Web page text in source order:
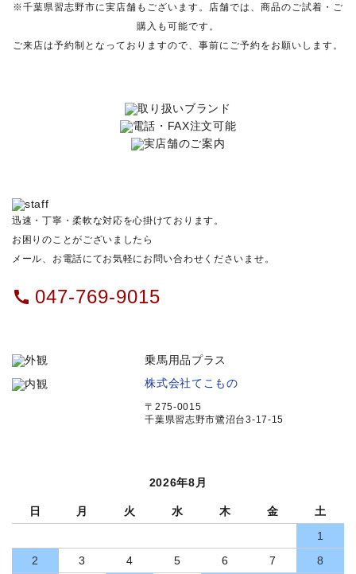
※千葉県習志野市に実店舗もございます。店舗では、商品のご試着・ご
購入も可能です。
ご来店は予約制となっておりますので、事前にご予約をお願いします。
迅速・丁寧・柔軟な対応を心掛けております。
お困りのことがございましたら
メール、お電話にてお気軽にお問い合わせくださいませ。
call 047-769-9015
乗馬用品プラス
株式会社てこもの
〒275-0015
千葉県習志野市鷺沼台3-17-15
2026年8月
日 月 火 水 木 金
土
1
2
3 4 5 6 7
8